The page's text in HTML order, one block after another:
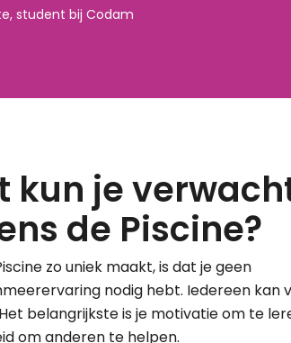
student bij Codam
kun je
de Piscine?
zo uniek maakt, is dat je geen
nodig hebt. Iedereen kan
belangrijkste is je motivatie om te
om anderen te helpen.